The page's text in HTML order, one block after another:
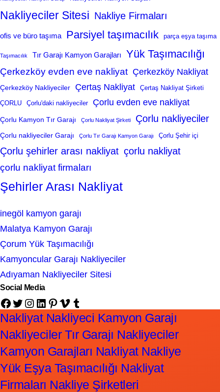
Nakliyeciler Sitesi Nakliye Firmaları
ofis ve büro taşıma Parsiyel taşımacılık parça eşya taşıma
Taşımacılık Tır Garajı Kamyon Garajları Yük Taşımacılığı
Çerkezköy evden eve nakliyat Çerkezköy Nakliyat
Çerkezköy Nakliyeciler Çertaş Nakliyat Çertaş Nakliyat Şirketi
ÇORLU Çorlu'daki nakliyeciler Çorlu evden eve nakliyat
Çorlu Kamyon Tır Garajı Çorlu Nakliyat Şirketi Çorlu nakliyeciler
Çorlu nakliyeciler Garajı Çorlu Tır Garajı Kamyon Garajı Çorlu Şehir içi
Çorlu şehirler arası nakliyat çorlu nakliyat
çorlu nakliyat firmaları
Şehirler Arası Nakliyat
inegöl kamyon garajı
Malatya Kamyon Garajı
Çorum Yük Taşımacılığı
Kamyoncular Garajı Nakliyeciler
Adıyaman Nakliyeciler Sitesi
Social Media
Facebook Twitter Instagram LinkedIn Pinterest Vimeo Tumblr
Nakliyat Nakliyeci Kamyon Garajı
Nakliyeciler Tır Garajı Nakliyeciler
Kamyon Garajları Nakliyat Nakliye
Yük Eşya Taşımacılığı Nakliyat
Firmaları Nakliye Şirketleri